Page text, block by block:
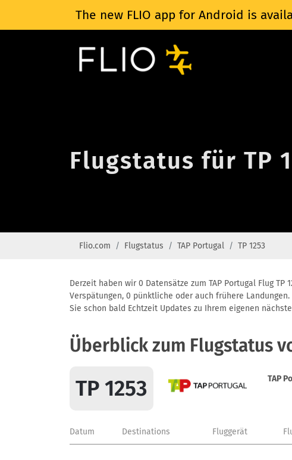
The new FLIO app for Android is
Flugstatus für TP
Flio.com Flugstatus TAP Portugal TP 1253
Derzeit haben wir 0 Datensätze zum TAP Portugal Flug
Verspätungen, 0 pünktliche oder auch frühere
Sie schon bald Echtzeit Updates zu Ihrem eigenen
Überblick zum Flugstatus
TP 1253 TAP
Datum Destinations Fluggerät